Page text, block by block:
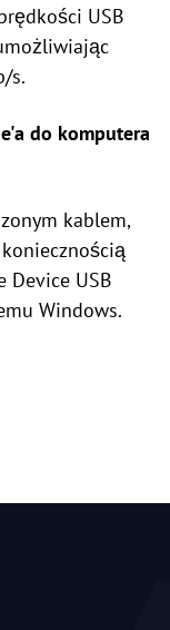
USB
s.
do komputera
kablem,
Device USB
Windows.